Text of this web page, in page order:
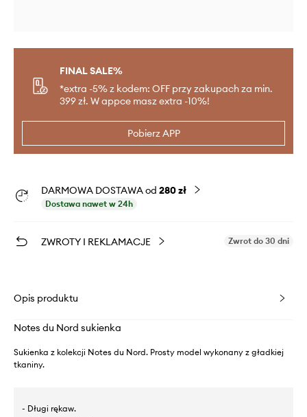
FINAL SALE%
*extra -5% z kodem: OFF przy zakupach za min.
399 zł. W appce masz extra -10%!
Pobierz APP
DARMOWA DOSTAWA od 280 zł
Dostawa nawet w 24h
ZWROTY I REKLAMACJE Zwrot do 30 dni
Opis produktu
Notes du Nord sukienka
Sukienka z kolekcji Notes du Nord. Prosty model wykonany z gładkiej
tkaniny.
- Długi rękaw.